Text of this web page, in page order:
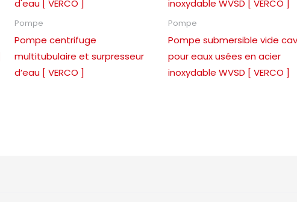
Pompe
Pompe centrifuge
multitubulaire et surpresseur
d’eau [ VERCO ]
Pompe
Pompe submersible vide
pour eaux usées en acier
inoxydable WVSD [ VERCO ]